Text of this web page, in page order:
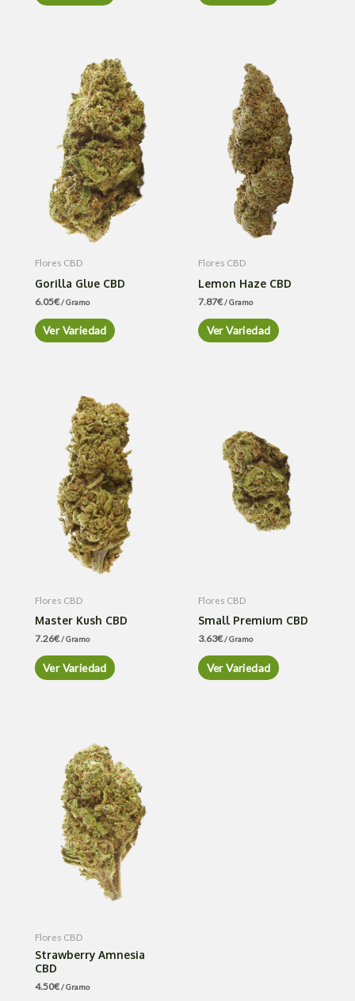
Flores CBD
Gorilla Glue CBD
6.05€/ Gramo
Ver Variedad
Flores CBD
Lemon Haze CBD
7.87€/ Gramo
Ver Variedad
Flores CBD
Master Kush CBD
7.26€/ Gramo
Ver Variedad
Flores CBD
Small Premium CBD
3.63€/ Gramo
Ver Variedad
Flores CBD
Strawberry Amnesia
CBD
4.50€/ Gramo